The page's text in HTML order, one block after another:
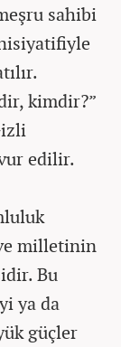
sahibi
kimdir?”
edilir.
milletinin
Bu
ya da
güçler